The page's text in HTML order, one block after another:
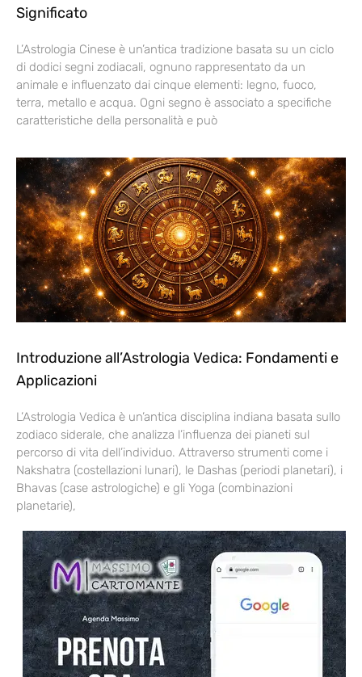
Significato
L’Astrologia Cinese è un’antica tradizione basata su un ciclo
di dodici segni zodiacali, ognuno rappresentato da un
animale e influenzato dai cinque elementi: legno, fuoco,
terra, metallo e acqua. Ogni segno è associato a specifiche
caratteristiche della personalità e può
Introduzione all’Astrologia Vedica: Fondamenti e
Applicazioni
L’Astrologia Vedica è un’antica disciplina indiana basata sullo
zodiaco siderale, che analizza l’influenza dei pianeti sul
percorso di vita dell’individuo. Attraverso strumenti come i
Nakshatra (costellazioni lunari), le Dashas (periodi planetari), i
Bhavas (case astrologiche) e gli Yoga (combinazioni
planetarie),